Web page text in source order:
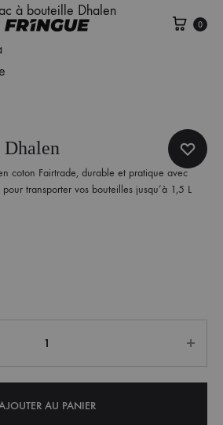
0
Dhalen
coton Fairtrade, durable et pratique avec
transporter vos bouteilles jusqu’à 1,5 L
AU PANIER